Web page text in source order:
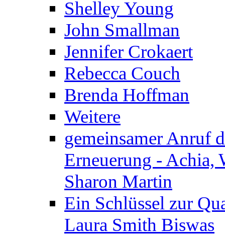
Shelley Young
John Smallman
Jennifer Crokaert
Rebecca Couch
Brenda Hoffman
Weitere
gemeinsamer Anruf
Erneuerung - Achia,
Sharon Martin
Ein Schlüssel zur
Laura Smith Biswas